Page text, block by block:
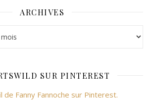
ARCHIVES
SUR PINTEREST
de Fanny Fannoche sur Pinterest.